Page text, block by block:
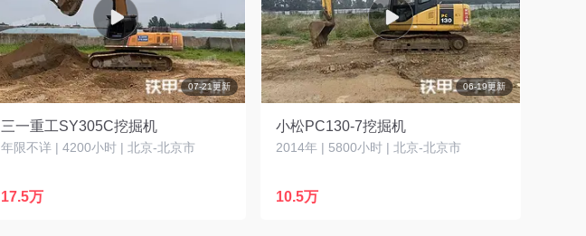
07-21更新
三一重工SY305C挖掘机
年限不详 | 4200小时 | 北京-北京市
17.5万
06-19更新
小松PC130-7挖掘机
2014年 | 5800小时 | 北京-北京市
10.5万